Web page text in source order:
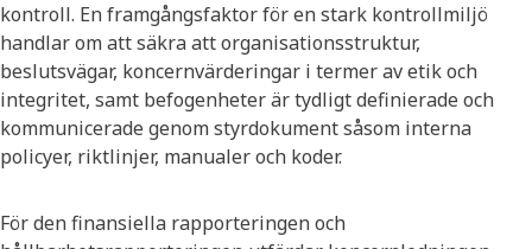
kontroll. En framgångsfaktor för en stark kontrollmiljö
handlar om att säkra att organisationsstruktur,
beslutsvägar, koncernvärderingar i termer av etik och
integritet, samt befogenheter är tydligt definierade och
kommunicerade genom styrdokument såsom interna
policyer, riktlinjer, manualer och koder.
För den finansiella rapporteringen och